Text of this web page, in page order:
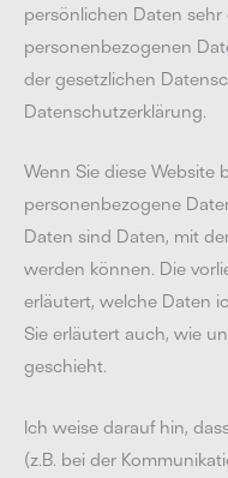
persönlichen Daten
personenbezogenen
der gesetzlichen
Datenschutzerklärung.
Wenn Sie diese Website
personenbezogene
Daten sind Daten, mit
werden können. Die
erläutert, welche Daten
Sie erläutert auch, wie
geschieht.
Ich weise darauf hin,
(z.B. bei der